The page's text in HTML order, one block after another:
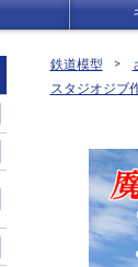
鉄道模型
スタジオジブ